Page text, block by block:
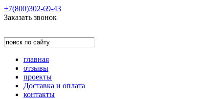
+7(800)302-69-43
Заказать звонок
главная
отзывы
проекты
Доставка и оплата
контакты